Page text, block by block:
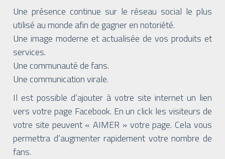
Une présence continue sur le réseau social le plus
utilisé au monde afin de gagner en notoriété.
Une image moderne et actualisée de vos produits et
services.
Une communauté de fans.
Une communication virale.
Il est possible d’ajouter à votre site internet un lien
vers votre page Facebook. En un click les visiteurs de
votre site peuvent « AIMER » votre page. Cela vous
permettra d’augmenter rapidement votre nombre de
fans.